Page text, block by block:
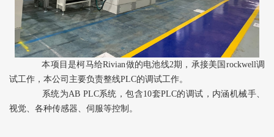
本项目是柯马给Rivian做的电池线2期，承接美国rockwell调
试工作，本公司主要负责整线PLC的调试工作。
系统为AB PLC系统，包含10套PLC的调试，内涵机械手、
视觉、各种传感器、伺服等控制。